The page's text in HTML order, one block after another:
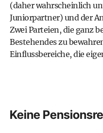
(daher wahrscheinlich
Juniorpartner) und der
Zwei Parteien, die ganz
Bestehendes zu
Einflussbereiche, die
Keine